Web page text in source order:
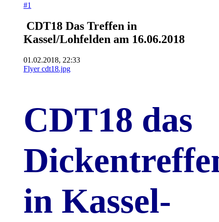
#1
CDT18 Das Treffen in
Kassel/Lohfelden am 16.06.2018
01.02.2018, 22:33
Flyer cdt18.jpg
CDT18 das
in Kassel-